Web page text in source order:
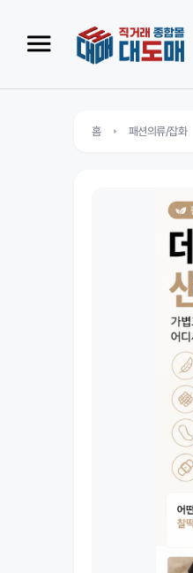
홈 패션의류/잡화